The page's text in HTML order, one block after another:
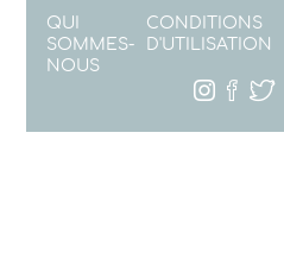
QUI
SOMMES-
NOUS
CONDITIONS
D'UTILISATION